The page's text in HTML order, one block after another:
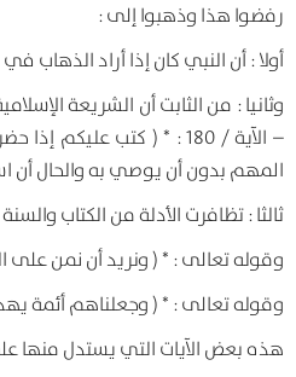
رفضوا هذا وذهبوا إلى :
أولا : أن النبي كان إذا أراد
وثانيا : من الثابت أن الشريعة
– الآية / 180 : * ( كتب
المهم بدون أن يوصي به والحال أن
ثالثا : تظافرت الأدلة من الكتاب
وقوله تعالى : * ( ونريد أن نمن على
وقوله تعالى : * ( وجعلناهم أئمة
هذه بعض الآيات التي يستدل منها